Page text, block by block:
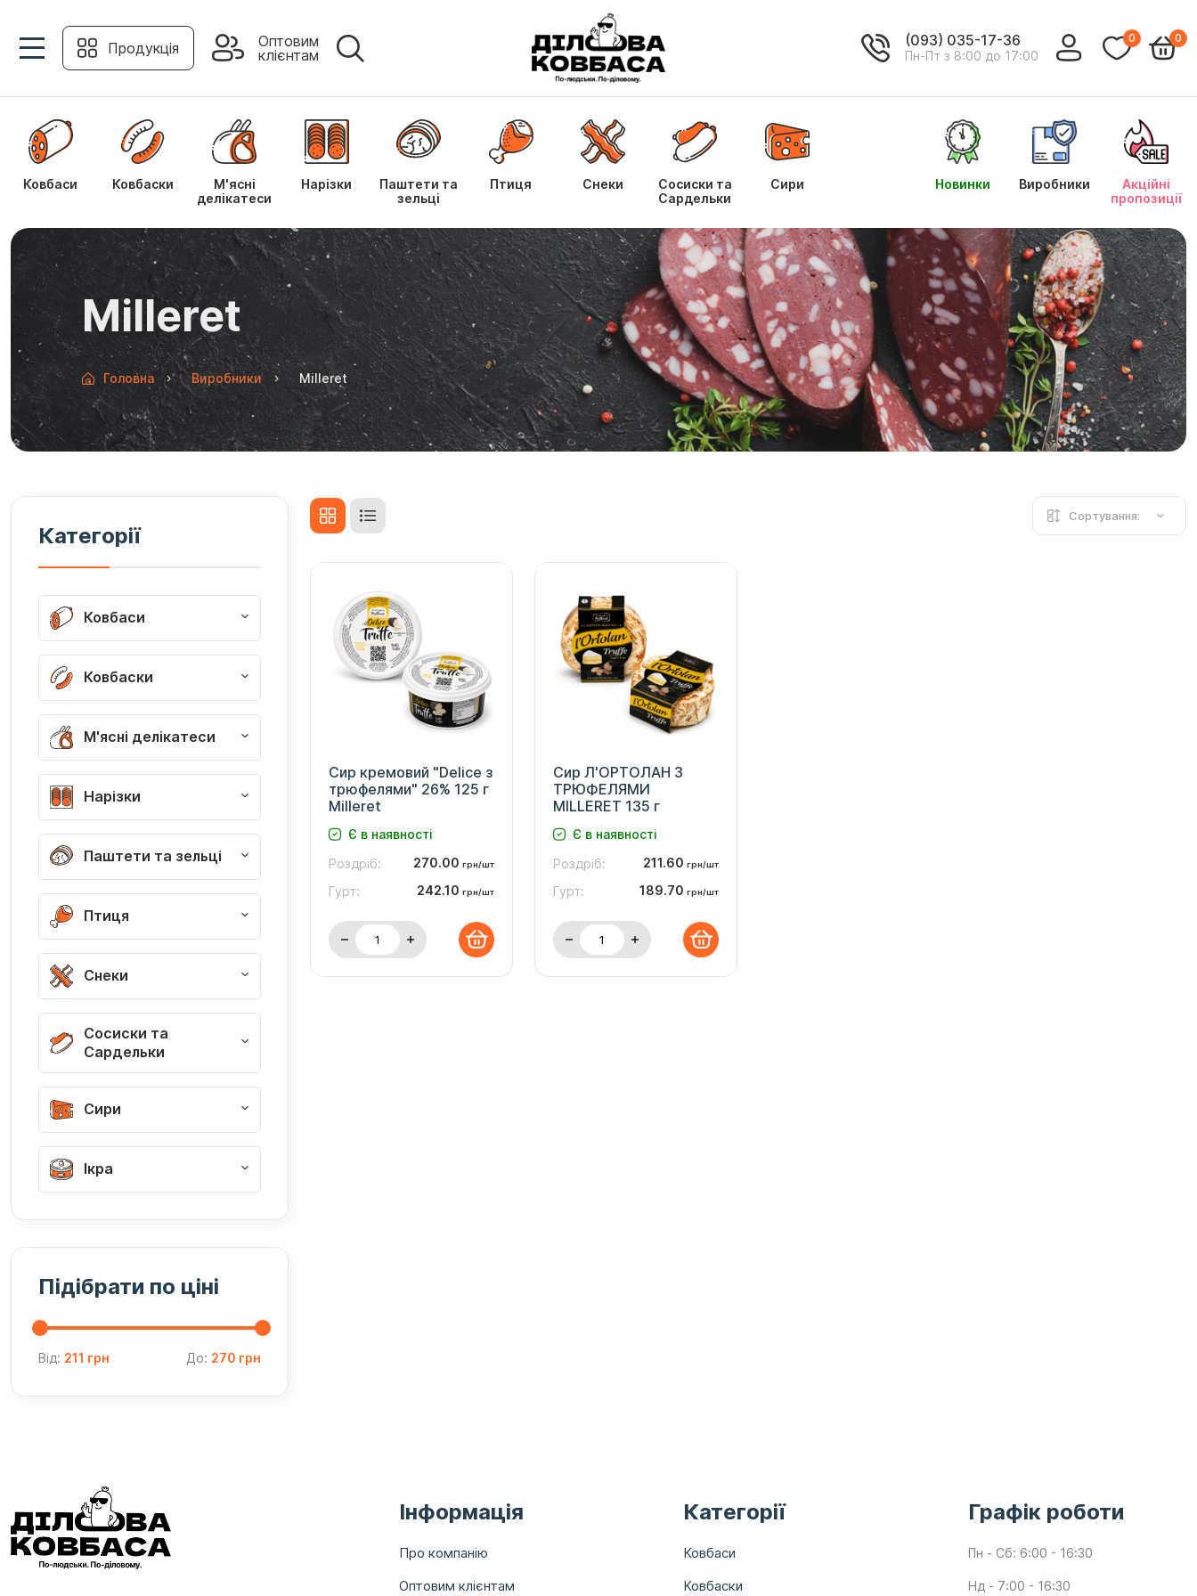
Продукція
Оптовим
клієнтам
(093) 035-17-36
Пн-Пт з 8:00 до 17:00
0 0
Ковбаси Ковбаски
М'ясні
делікатеси
Нарізки
Паштети та
зельці
Птиця Снеки
Сосиски та
Сардельки
Сири Новинки Виробники
Акційні
пропозиції
Milleret
Головна Виробники Milleret
Сортування:
Сир кремовий "Delice з
трюфелями" 26% 125 г
Milleret
Є в наявності
Роздріб:
270.00 грн/шт
Гурт: 242.10 грн/шт
Сир Л'ОРТОЛАН З
ТРЮФЕЛЯМИ
MILLERET 135 г
Є в наявності
Роздріб:
211.60 грн/шт
Гурт: 189.70 грн/шт
Категорії
Ковбаси
Ковбаски
М'ясні делікатеси
Нарізки
Паштети та зельці
Птиця
Снеки
Сосиски та
Сардельки
Сири
Ікра
Підібрати по ціні
Від: 211 грн До: 270 грн
Інформація
Про компанію
Оптовим клієнтам
Категорії
Ковбаси
Ковбаски
Графік роботи
Пн - Сб: 6:00 - 16:30
Нд - 7:00 - 16:30